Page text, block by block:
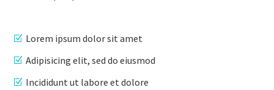
Lorem ipsum dolor sit amet
Adipisicing elit, sed do eiusmod
Incididunt ut labore et dolore